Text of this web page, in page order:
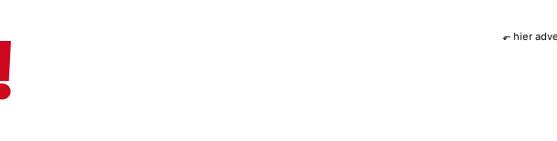
⬐ hier